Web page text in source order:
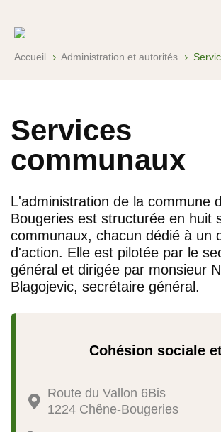
Accueil 5 Administration et autorités 5
Services
communaux
L'administration de la commune
Bougeries est structurée en huit
communaux, chacun dédié à un
d'action. Elle est pilotée par le
général et dirigée par monsieur
Blagojevic, secrétaire général.
Cohésion sociale

Route du Vallon 6Bis
1224 Chêne-Bougeries